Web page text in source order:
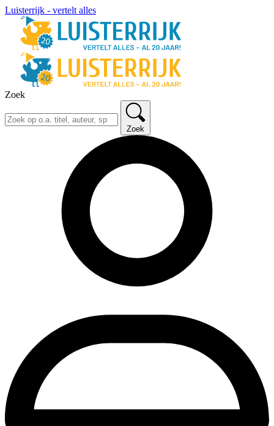
Luisterrijk - vertelt alles
Zoek
Zoek